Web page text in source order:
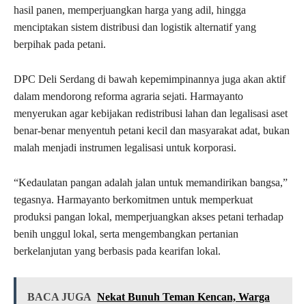
hasil panen, memperjuangkan harga yang adil, hingga
menciptakan sistem distribusi dan logistik alternatif yang
berpihak pada petani.
DPC Deli Serdang di bawah kepemimpinannya juga akan aktif
dalam mendorong reforma agraria sejati. Harmayanto
menyerukan agar kebijakan redistribusi lahan dan legalisasi aset
benar-benar menyentuh petani kecil dan masyarakat adat, bukan
malah menjadi instrumen legalisasi untuk korporasi.
“Kedaulatan pangan adalah jalan untuk memandirikan bangsa,”
tegasnya. Harmayanto berkomitmen untuk memperkuat
produksi pangan lokal, memperjuangkan akses petani terhadap
benih unggul lokal, serta mengembangkan pertanian
berkelanjutan yang berbasis pada kearifan lokal.
BACA JUGA Nekat Bunuh Teman Kencan, Warga